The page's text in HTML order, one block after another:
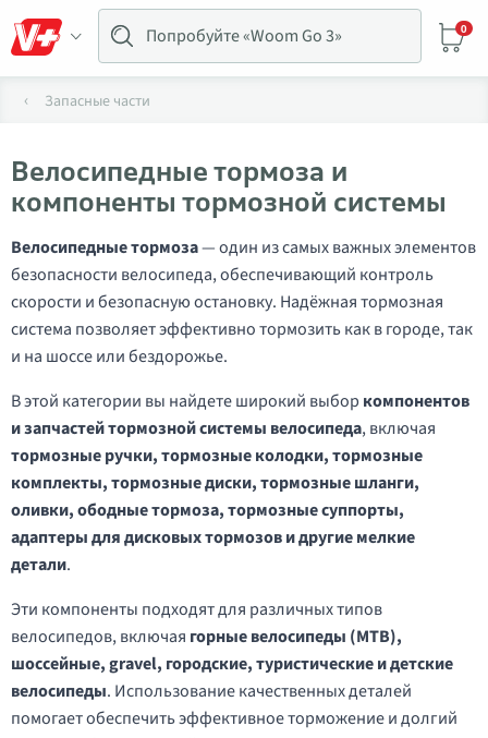
0
Запасные части
Велосипедные тормоза и
компоненты тормозной системы
Велосипедные тормоза— один из самых важных элементов
безопасности велосипеда, обеспечивающий контроль
скорости и безопасную остановку. Надёжная тормозная
система позволяет эффективно тормозить как в городе, так
и на шоссе или бездорожье.
В этой категории вы найдете широкий выбор компонентов
и запчастей тормозной системы велосипеда, включая
тормозные ручки, тормозные колодки, тормозные
комплекты, тормозные диски, тормозные шланги,
оливки, ободные тормоза, тормозные суппорты,
адаптеры для дисковых тормозов и другие мелкие
детали.
Эти компоненты подходят для различных типов
велосипедов, включая горные велосипеды (MTB),
шоссейные, gravel, городские, туристические и детские
велосипеды. Использование качественных деталей
помогает обеспечить эффективное торможение и долгий